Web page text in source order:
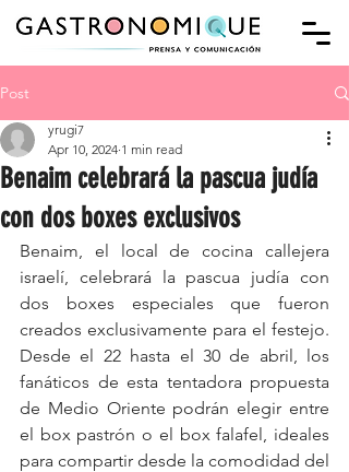
Post
Benaim celebrará la pascua judía
con dos boxes exclusivos
yrugi7
Apr 10, 2024 1 min read
Benaim, el local de cocina callejera
israelí, celebrará la pascua judía con
dos boxes especiales que fueron
creados exclusivamente para el festejo.
Desde el 22 hasta el 30 de abril, los
fanáticos de esta tentadora propuesta
de Medio Oriente podrán elegir entre
el box pastrón o el box falafel, ideales
para compartir desde la comodidad del